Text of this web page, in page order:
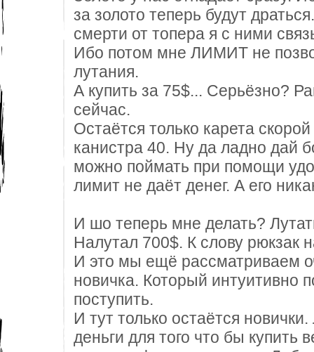
за золото теперь будут
смерти от топера я с ними
Ибо потом мне ЛИМИТ не
лутания.
А купить за 75$... Серьёзно?
сейчас.
Остаётся только карета
канистра 40. Ну да ладно дай
можно поймать при помощи
лимит не даёт денег. А его
И шо теперь мне делать?
Налутал 700$. К слову рюкзак
И это мы ещё рассматриваем
новичка. Который интуитивно
поступить.
И тут только остаётся
деньги для того что бы купить